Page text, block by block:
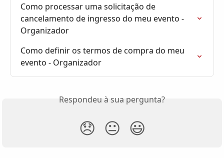
Como processar uma solicitação de
cancelamento de ingresso do meu evento -
Organizador
Como definir os termos de compra do meu
evento - Organizador
Respondeu à sua pergunta?
😞 😐 😃